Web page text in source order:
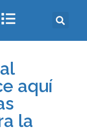
aquí
la